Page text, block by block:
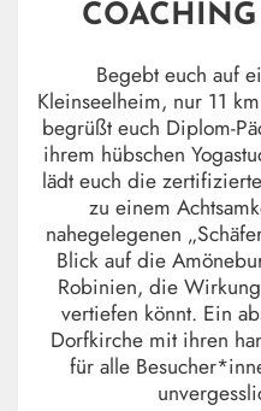
Begebt euch auf
Kleinseelheim, nur 11
begrüßt euch Diplom-
ihrem hübschen
lädt euch die
zu einem
nahegelegenen
Blick auf die
Robinien, die
vertiefen könnt. Ein
Dorfkirche mit ihren
für alle